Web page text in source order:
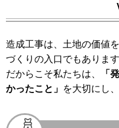
造成工事は、土地の価値
づくりの入口でもあります
だからこそ私たちは、
「
かったこと」 を大切にし